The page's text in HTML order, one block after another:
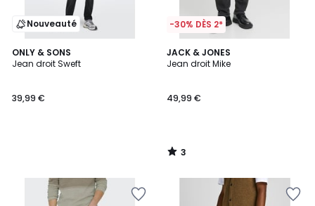
Nouveauté
ONLY & SONS
Jean droit Sweft
39,99 €
-30% DÈS 2*
JACK & JONES
Jean droit Mike
49,99 €
3
/
3
/